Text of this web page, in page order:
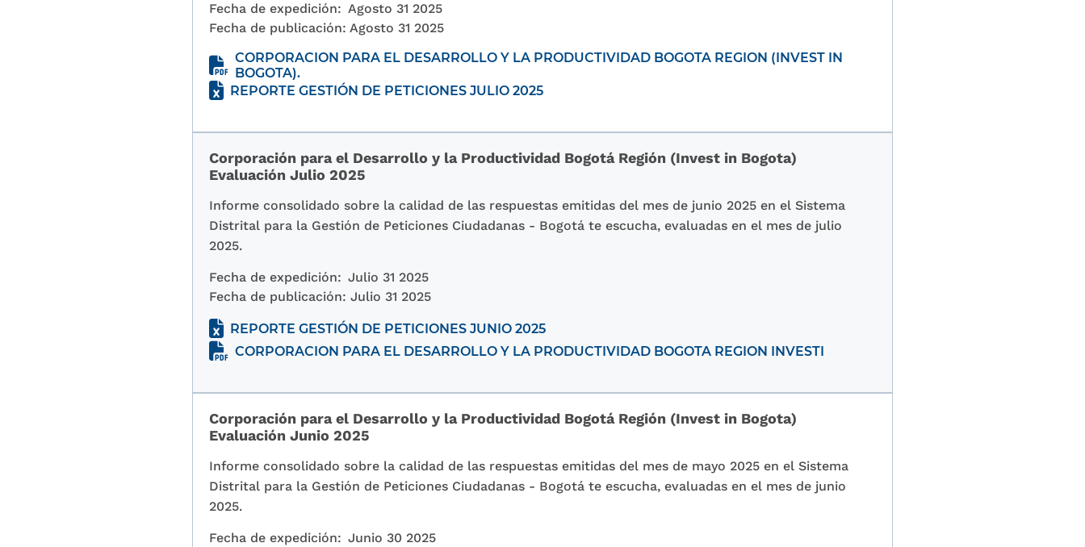
Fecha de expedición: Agosto 31 2025
Fecha de publicación: Agosto 31 2025
CORPORACION PARA EL DESARROLLO Y LA PRODUCTIVIDAD BOGOTA REGION (INVEST IN
BOGOTA).
REPORTE GESTIÓN DE PETICIONES JULIO 2025
Corporación para el Desarrollo y la Productividad Bogotá Región (Invest in Bogota)
Evaluación Julio 2025
Informe consolidado sobre la calidad de las respuestas emitidas del mes de junio 2025 en el Sistema
Distrital para la Gestión de Peticiones Ciudadanas - Bogotá te escucha, evaluadas en el mes de julio
2025.
Fecha de expedición: Julio 31 2025
Fecha de publicación: Julio 31 2025
REPORTE GESTIÓN DE PETICIONES JUNIO 2025
CORPORACION PARA EL DESARROLLO Y LA PRODUCTIVIDAD BOGOTA REGION INVESTI
Corporación para el Desarrollo y la Productividad Bogotá Región (Invest in Bogota)
Evaluación Junio 2025
Informe consolidado sobre la calidad de las respuestas emitidas del mes de mayo 2025 en el Sistema
Distrital para la Gestión de Peticiones Ciudadanas - Bogotá te escucha, evaluadas en el mes de junio
2025.
Fecha de expedición: Junio 30 2025